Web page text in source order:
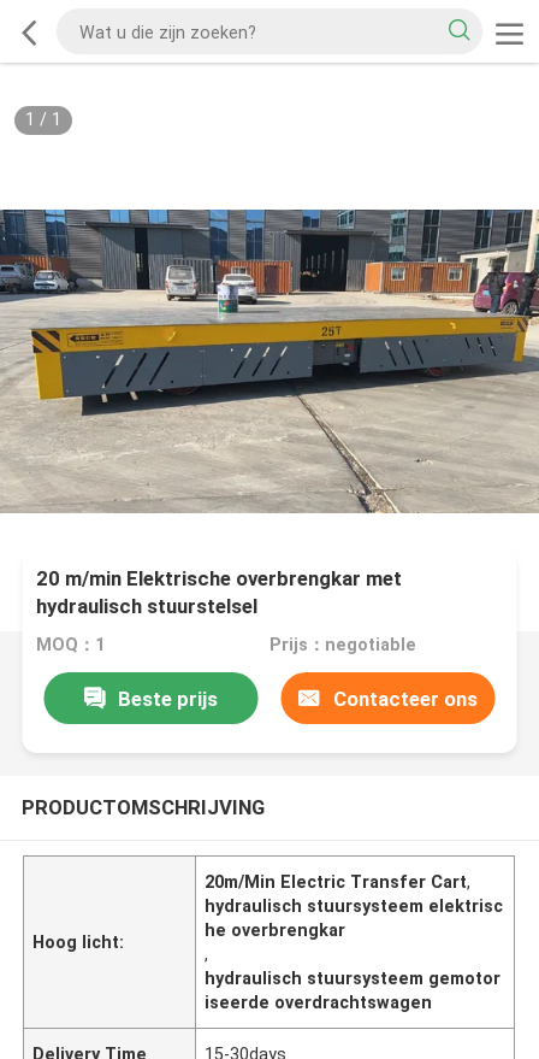
1 / 1
20 m/min Elektrische overbrengkar met
hydraulisch stuurstelsel
MOQ：1 Prijs：negotiable
Beste prijs Contacteer ons
PRODUCTOMSCHRIJVING
Hoog licht:
20m/Min Electric Transfer Cart,
hydraulisch stuursysteem elektrisc
he overbrengkar
,
hydraulisch stuursysteem gemotor
iseerde overdrachtswagen
Delivery Time 15-30days